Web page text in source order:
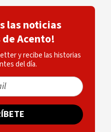
las noticias
Acento!
y recibe las historias
del día.